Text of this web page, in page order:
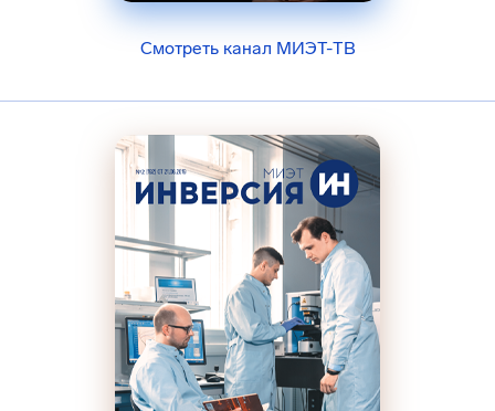
Смотреть канал МИЭТ-ТВ